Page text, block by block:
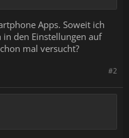
Apps. Soweit ich
den Einstellungen auf
mal versucht?
#2